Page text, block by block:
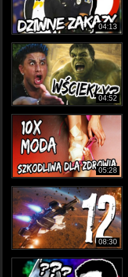
04:13
04:52
05:28
08:30